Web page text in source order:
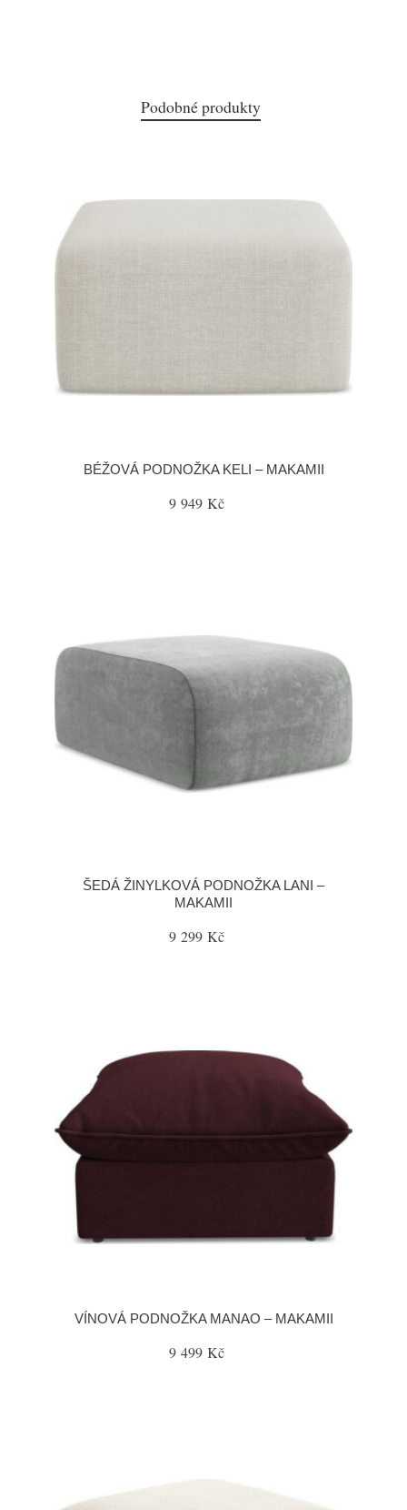
Podobné produkty
BÉŽOVÁ PODNOŽKA KELI – MAKAMII
9 949 Kč
ŠEDÁ ŽINYLKOVÁ PODNOŽKA LANI –
MAKAMII
9 299 Kč
VÍNOVÁ PODNOŽKA MANAO – MAKAMII
9 499 Kč